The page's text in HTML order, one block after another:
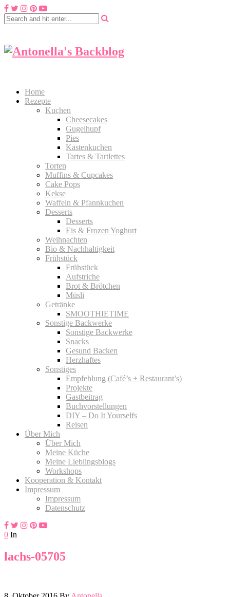
Home
Rezepte
Kuchen
Cheesecakes
Gugelhupf
Pies
Kastenkuchen
Tartes & Tartlettes
Torten
Muffins & Cupcakes
Cake Pops
Kekse
Waffeln & Pfannkuchen
Desserts
Desserts
Eis & Frozen Yoghurt
Weihnachten
Bio & Nachhaltigkeit
Frühstück
Frühstück
Aufstriche
Brot & Brötchen
Müsli
Getränke
SMOOTHIETIME
Sonstige Backwerke
Sonstige Backwerke
Snacks
Gesund Backen
Herzhaftes
Sonstiges
Empfehlung (Café’s + Restaurant’s)
Projekte
Gastbeitrag
Buchvorstellungen
DIY – Do It Yourselfs
Reisen
Über Mich
Über Mich
Meine Küche
Meine Lieblingsblogs
Workshops
Kooperation & Kontakt
Impressum
Impressum
Datenschutz
0 In
lachs-05705